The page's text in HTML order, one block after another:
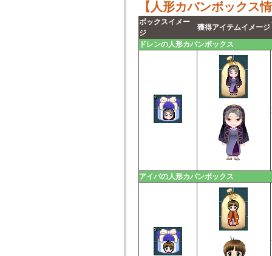
【人形カバンボックス
ボックスイメー
ジ
獲得アイテムイメージ
ドレンの人形カバンボックス
アイバの人形カバンボックス